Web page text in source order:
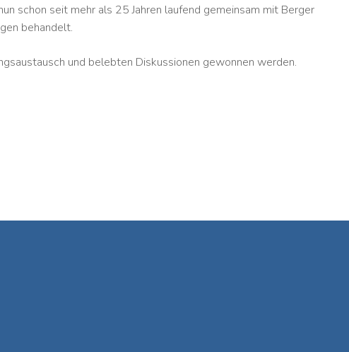
schon seit mehr als 25 Jahren laufend gemeinsam mit Berger
behandelt.
und belebten Diskussionen gewonnen werden.